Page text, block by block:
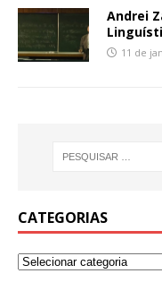
Andrei
11 de
CATEGORIAS